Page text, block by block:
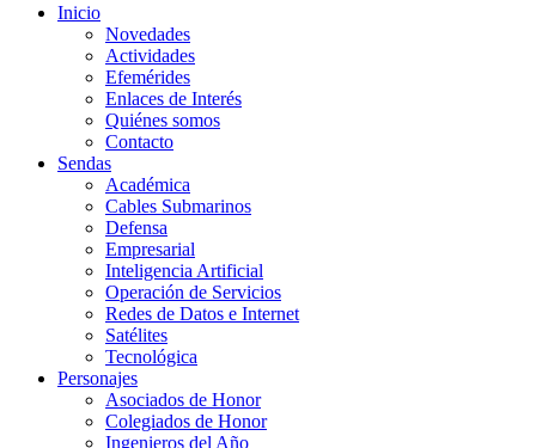
Inicio
Novedades
Actividades
Efemérides
Enlaces de Interés
Quiénes somos
Contacto
Sendas
Académica
Cables Submarinos
Defensa
Empresarial
Inteligencia Artificial
Operación de Servicios
Redes de Datos e Internet
Satélites
Tecnológica
Personajes
Asociados de Honor
Colegiados de Honor
Ingenieros del Año